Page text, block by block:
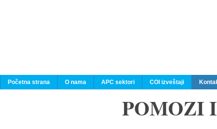
Početna strana O nama APC sektori COI izveštaji
POMOZI